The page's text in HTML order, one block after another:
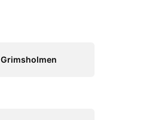
Grimsholmen